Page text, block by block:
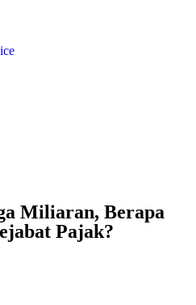
Miliaran, Berapa
Pajak?